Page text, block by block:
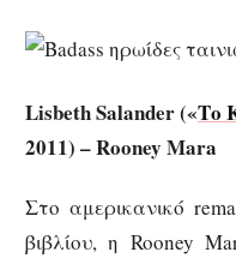
Lisbeth Salander («Το
2011) – Rooney Mara
Στο αμερικανικό
βιβλίου, η Rooney